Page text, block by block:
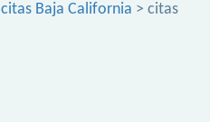
citas Baja California > citas